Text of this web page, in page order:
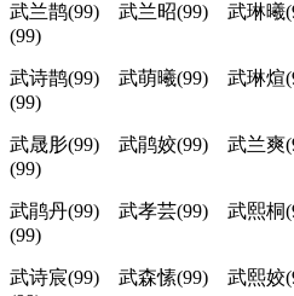
武兰鹊(99) 武兰昭(99) 武琳
(99)
武诗鹊(99) 武萌曦(99) 武琳
(99)
武晟肜(99) 武鹃姣(99) 武兰
(99)
武鹃丹(99) 武孝芸(99) 武熙
(99)
武诗宸(99) 武森愫(99) 武熙